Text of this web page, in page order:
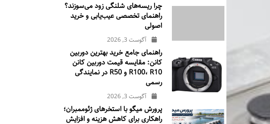
چرا ریسه‌های شلنگی زود می‌سوزند؟
راهنمای تخصصی عیب‌یابی و خرید
اصولی
آگوست 3, 2026
راهنمای جامع خرید بهترین دوربین
کانن: مقایسه قیمت دوربین کانن
R100، R10 و R50 در نمایندگی
رسمی
آگوست 3, 2026
پرورش میگو با استخرهای ژئوممبران؛
راهکاری برای کاهش هزینه و افزایش